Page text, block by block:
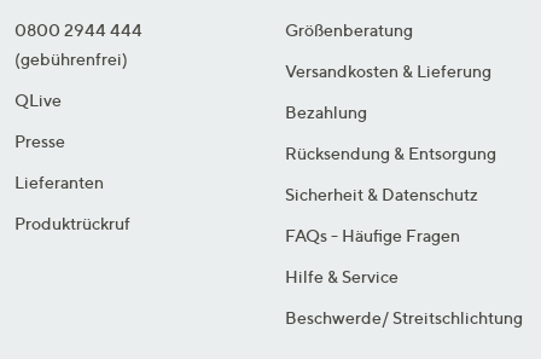
0800 2944 444
(gebührenfrei)
QLive
Presse
Lieferanten
Produktrückruf
Größenberatung
Versandkosten & Lieferung
Bezahlung
Rücksendung & Entsorgung
Sicherheit & Datenschutz
FAQs - Häufige Fragen
Hilfe & Service
Beschwerde/ Streitschlichtung